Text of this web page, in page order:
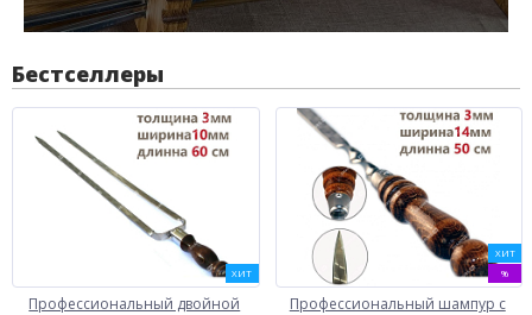
Бестселлеры
ХИТ
Профессиональный двойной
ХИТ
%
Профессиональный шампур с